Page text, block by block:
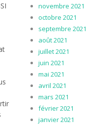
novembre 2021
octobre 2021
septembre 2021
août 2021
juillet 2021
juin 2021
mai 2021
avril 2021
mars 2021
février 2021
janvier 2021